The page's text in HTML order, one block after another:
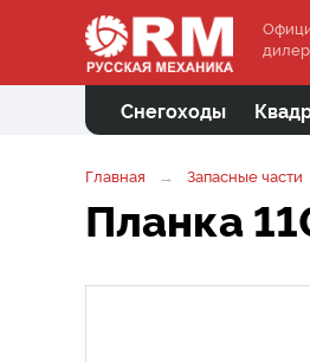
дилер
Снегоходы
Главная Запасные части
Планка